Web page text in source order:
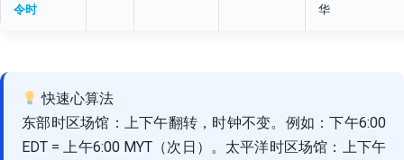
令时
华
快速心算法
东部时区场馆：上下午翻转，时钟不变。例如：下午6:00
EDT = 上午6:00 MYT（次日）。太平洋时区场馆：上下午